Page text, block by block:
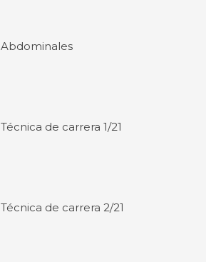
Abdominales
Técnica de carrera 1/21
Técnica de carrera 2/21